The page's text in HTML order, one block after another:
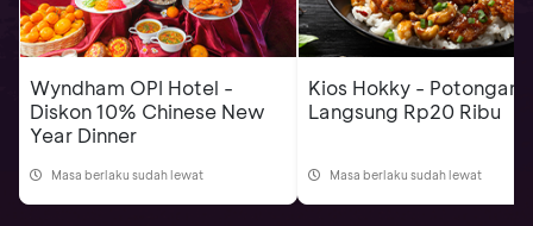
Wyndham OPI Hotel -
Diskon 10% Chinese New
Year Dinner
Masa berlaku sudah lewat
Kios Hokky - Potongan
Langsung Rp20 Ribu
Masa berlaku sudah lewat